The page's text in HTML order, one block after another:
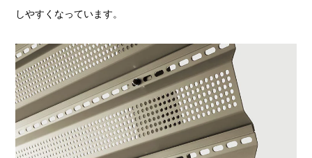
しやすくなっています。